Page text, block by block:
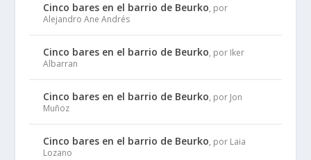
Cinco bares en el barrio de Beurko, por
Alejandro Ane Andrés
Cinco bares en el barrio de Beurko, por Iker
Albarran
Cinco bares en el barrio de Beurko, por Jon
Muñoz
Cinco bares en el barrio de Beurko, por Laia
Lozano